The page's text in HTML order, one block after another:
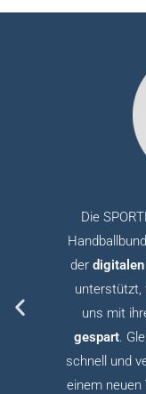
Die
der
unterstützt,
uns mit
gespart.
schnell und
einem